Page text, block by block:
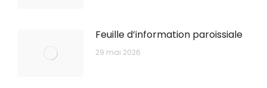
Feuille d’information paroissiale
29 mai 2026